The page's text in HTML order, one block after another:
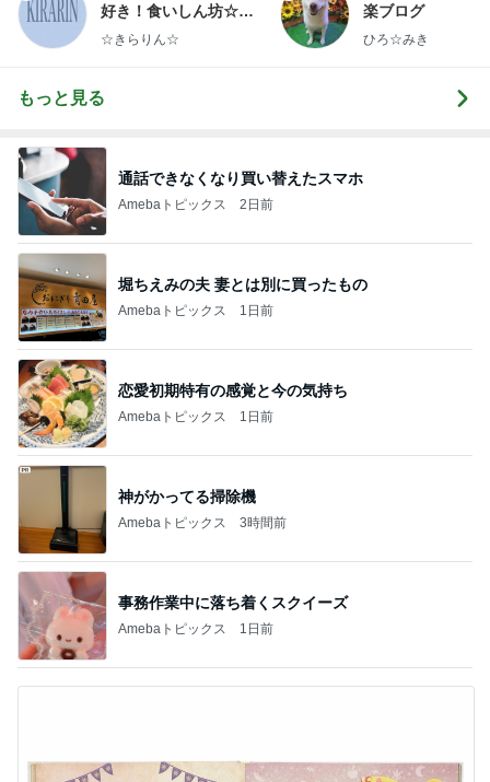
好き！食いしん坊☆き
らりん☆のブログ
☆きらりん☆
楽ブログ
ひろ☆みき
もっと見る
通話できなくなり買い替えたスマホ
Amebaトピックス 2日前
堀ちえみの夫 妻とは別に買ったもの
Amebaトピックス 1日前
恋愛初期特有の感覚と今の気持ち
Amebaトピックス 1日前
神がかってる掃除機
Amebaトピックス 3時間前
事務作業中に落ち着くスクイーズ
Amebaトピックス 1日前